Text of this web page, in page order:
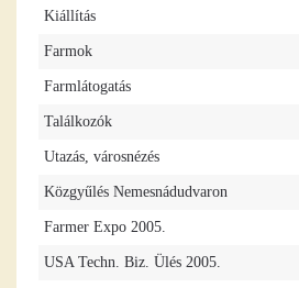
Kiállítás
Farmok
Farmlátogatás
Találkozók
Utazás, városnézés
Közgyűlés Nemesnádudvaron
Farmer Expo 2005.
USA Techn. Biz. Ülés 2005.